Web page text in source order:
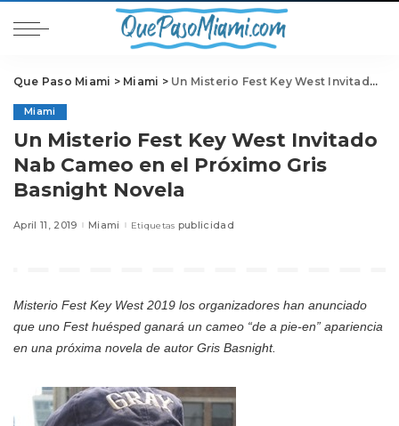
Que Paso Miami > Miami > Un Misterio Fest Key West Invitado Nab Cameo en el Próximo Gris Basnight Novela
Miami
Un Misterio Fest Key West Invitado
Nab Cameo en el Próximo Gris
Basnight Novela
April 11, 2019 Miami Etiquetas publicidad
Misterio Fest Key West 2019 los organizadores han anunciado
que uno Fest huésped ganará un cameo “de a pie-en” apariencia
en una próxima novela de autor Gris Basnight.